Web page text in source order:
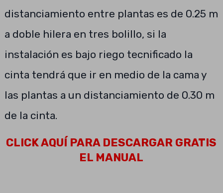
distanciamiento entre plantas es de 0.25 m
a doble hilera en tres bolillo, si la
instalación es bajo riego tecnificado la
cinta tendrá que ir en medio de la cama y
las plantas a un distanciamiento de 0.30 m
de la cinta.
CLICK AQUÍ PARA DESCARGAR GRATIS
EL MANUAL